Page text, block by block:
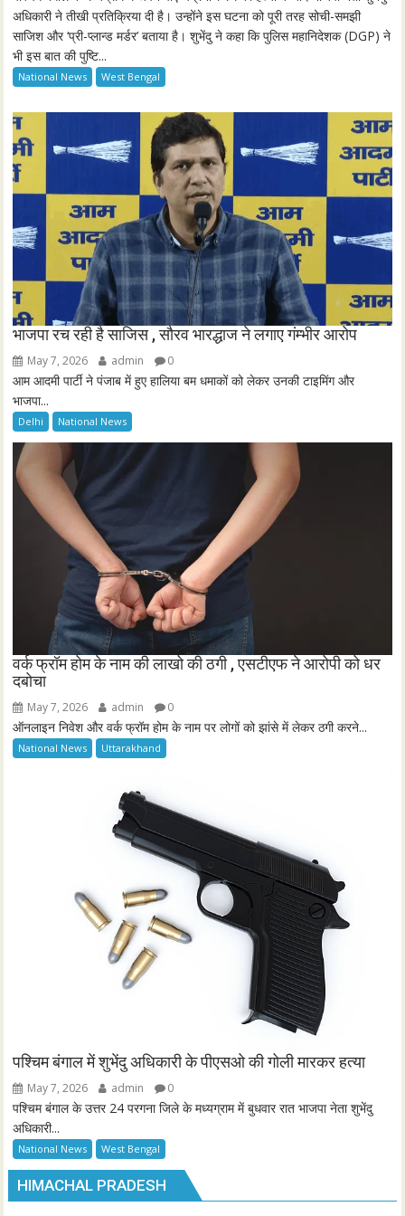
s
e
n
अधिकारी ने तीखी प्रतिक्रिया दी है। उन्होंने इस घटना को पूरी तरह सोची-समझी
साजिश और ‘प्री-प्लान्ड मर्डर’ बताया है। शुभेंदु ने कहा कि पुलिस महानिदेशक (DGP) ने
भी इस बात की पुष्टि...
National News West Bengal
भाजपा रच रही है साजिस , सौरव भारद्धाज ने लगाए गंम्भीर आरोप
May 7, 2026 admin 0
आम आदमी पार्टी ने पंजाब में हुए हालिया बम धमाकों को लेकर उनकी टाइमिंग और
भाजपा...
Delhi National News
वर्क फ्रॉम होम के नाम की लाखो की ठगी , एसटीएफ ने आरोपी को धर
दबोचा
May 7, 2026 admin 0
ऑनलाइन निवेश और वर्क फ्रॉम होम के नाम पर लोगों को झांसे में लेकर ठगी करने...
National News Uttarakhand
पश्चिम बंगाल में शुभेंदु अधिकारी के पीएसओ की गोली मारकर हत्या
May 7, 2026 admin 0
पश्चिम बंगाल के उत्तर 24 परगना जिले के मध्यग्राम में बुधवार रात भाजपा नेता शुभेंदु
अधिकारी...
National News West Bengal
HIMACHAL PRADESH